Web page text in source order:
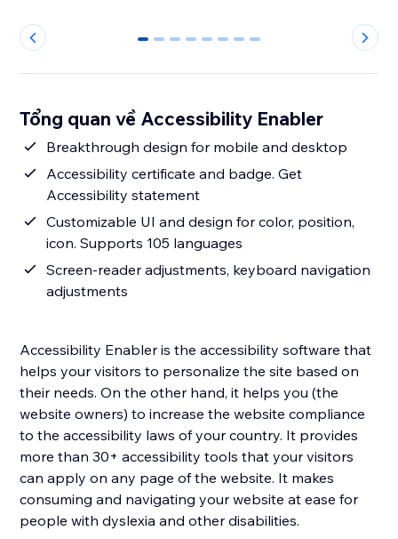
0 1 2 3 4 5 6 7
Tổng quan về Accessibility Enabler
Breakthrough design for mobile and desktop
Accessibility certificate and badge. Get
Accessibility statement
Customizable UI and design for color, position,
icon. Supports 105 languages
Screen-reader adjustments, keyboard navigation
adjustments
Accessibility Enabler is the accessibility software that
helps your visitors to personalize the site based on
their needs. On the other hand, it helps you (the
website owners) to increase the website compliance
to the accessibility laws of your country. It provides
more than 30+ accessibility tools that your visitors
can apply on any page of the website. It makes
consuming and navigating your website at ease for
people with dyslexia and other disabilities.